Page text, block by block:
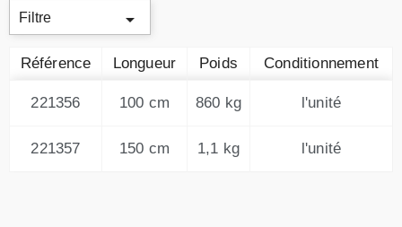
Filtre 
Référence Longueur Poids Conditionnement
221356 100 cm 860 kg l'unité
221357 150 cm 1,1 kg l'unité